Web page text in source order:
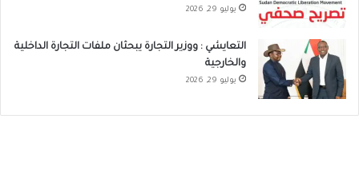
يوليو 29, 2026
التعايشي : ووزير التجارة يبحثان ملفات التجارة الداخلية
والخارجية
يوليو 29, 2026